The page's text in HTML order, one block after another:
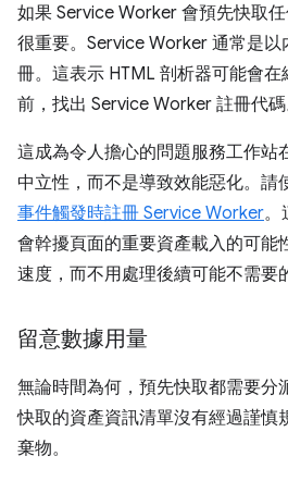
如果 Service Worker 會預先快取
很重要。Service Worker 通常是以
冊。這表示 HTML 剖析器可能會
前，找出 Service Worker 註冊代碼
這成為令人擔心的問題服務工作站
中立性，而不是導致效能惡化。請
事件觸發時註冊 Service Worker。
會幹擾頁面的重要資產載入的可能
速度，而不用處理後續可能不需要
留意數據用量
無論時間為何，預先快取都需要分
快取的資產資訊清單沒有經過謹慎
棄物。